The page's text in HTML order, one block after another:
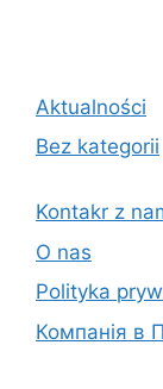
Aktualności
Bez kategorii
Kontakr z
O nas
Polityka
Компанія в